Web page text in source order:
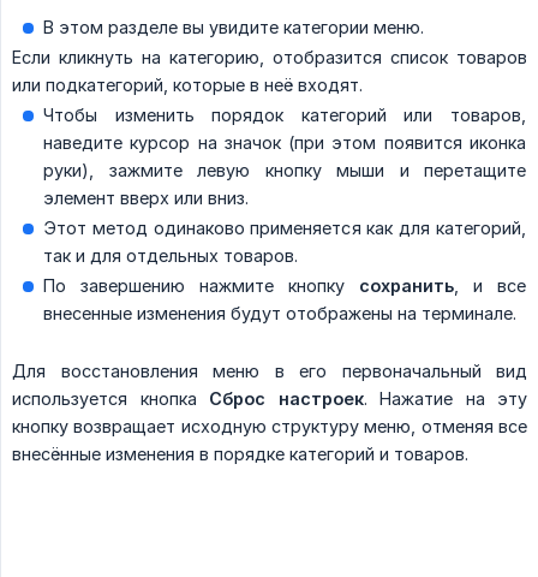
В этом разделе вы увидите категории меню.
Если кликнуть на категорию, отобразится список товаров
или подкатегорий, которые в неё входят.
Чтобы изменить порядок категорий или товаров,
наведите курсор на значок (при этом появится иконка
руки), зажмите левую кнопку мыши и перетащите
элемент вверх или вниз.
Этот метод одинаково применяется как для категорий,
так и для отдельных товаров.
По завершению нажмите кнопку сохранить , и все
внесенные изменения будут отображены на терминале.
Для восстановления меню в его первоначальный вид
используется кнопка Сброс настроек. Нажатие на эту
кнопку возвращает исходную структуру меню, отменяя все
внесённые изменения в порядке категорий и товаров.